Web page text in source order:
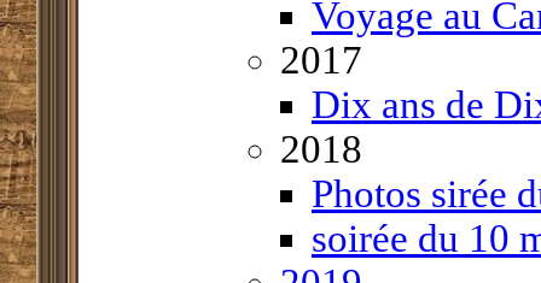
Voyage au
2017
Dix ans de
2018
Photos sirée
soirée du 10